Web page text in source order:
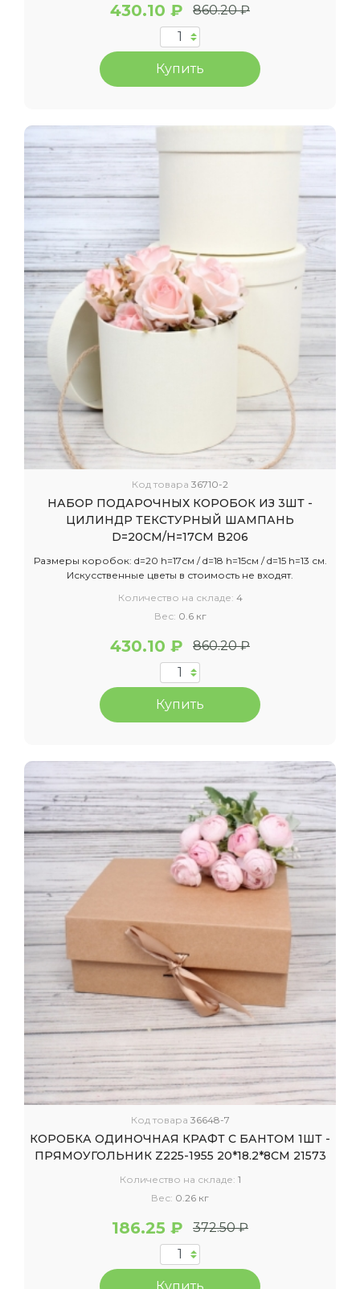
430.10 ₽ 860.20 ₽
Купить
Код товара 36710-2
НАБОР ПОДАРОЧНЫХ КОРОБОК ИЗ 3ШТ -
ЦИЛИНДР ТЕКСТУРНЫЙ ШАМПАНЬ
D=20СМ/H=17СМ В206
Размеры коробок: d=20 h=17см / d=18 h=15см / d=15 h=13 см.
Искусственные цветы в стоимость не входят.
Количество на складе: 4
Вес: 0.6 кг
430.10 ₽ 860.20 ₽
Купить
Код товара 36648-7
КОРОБКА ОДИНОЧНАЯ КРАФТ С БАНТОМ 1ШТ -
ПРЯМОУГОЛЬНИК Z225-1955 20*18.2*8CM 21573
Количество на складе: 1
Вес: 0.26 кг
186.25 ₽ 372.50 ₽